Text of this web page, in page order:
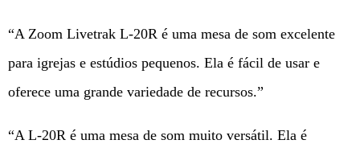
“A Zoom Livetrak L-20R é uma mesa de som excelente
para igrejas e estúdios pequenos. Ela é fácil de usar e
oferece uma grande variedade de recursos.”
“A L-20R é uma mesa de som muito versátil. Ela é